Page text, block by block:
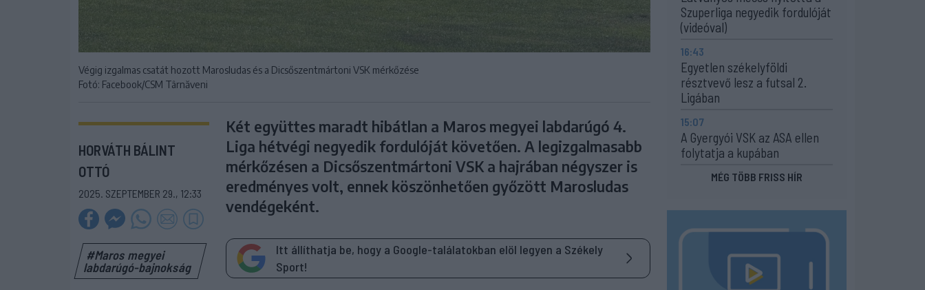
Végig izgalmas csatát hozott Marosludas és a Dicsőszentmártoni VSK mérkőzése
Fotó: Facebook/CSM Târnăveni
HORVÁTH BÁLINT
OTTÓ
2025. SZEPTEMBER 29., 12:33
#Maros megyei
labdarúgó-bajnokság
Két együttes maradt hibátlan a Maros megyei labdarúgó 4.
Liga hétvégi negyedik fordulóját követően. A legizgalmasabb
mérkőzésen a Dicsőszentmártoni VSK a hajrában négyszer is
eredményes volt, ennek köszönhetően győzött Marosludas
vendégeként.
Itt állíthatja be, hogy a Google-találatokban elöl legyen a Székely
Sport!
Szuperliga negyedik fordulóját
(videóval)
16:43
Egyetlen székelyföldi
résztvevő lesz a futsal 2.
Ligában
15:07
A Gyergyói VSK az ASA ellen
folytatja a kupában
MÉG TÖBB FRISS HÍR